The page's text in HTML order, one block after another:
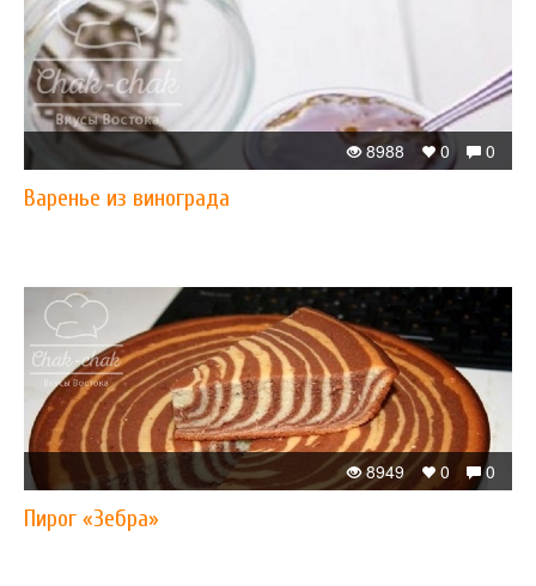
0
0
8988
Варенье из винограда
0
0
8949
Пирог «Зебра»